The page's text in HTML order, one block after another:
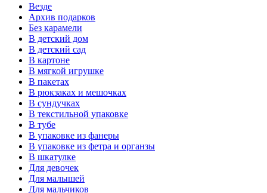
Везде
Архив подарков
Без карамели
В детский дом
В детский сад
В картоне
В мягкой игрушке
В пакетах
В рюкзаках и мешочках
В сундучках
В текстильной упаковке
В тубе
В упаковке из фанеры
В упаковке из фетра и органзы
В шкатулке
Для девочек
Для малышей
Для мальчиков